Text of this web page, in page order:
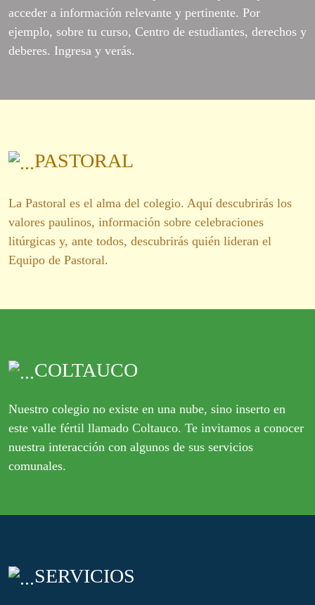
acceder a información relevante y pertinente. Por
ejemplo, sobre tu curso, Centro de estudiantes, derechos y
deberes. Ingresa y verás.
PASTORAL
La Pastoral es el alma del colegio. Aquí descubrirás los
valores paulinos, información sobre celebraciones
litúrgicas y, ante todos, descubrirás quién lideran el
Equipo de Pastoral.
COLTAUCO
Nuestro colegio no existe en una nube, sino inserto en
este valle fértil llamado Coltauco. Te invitamos a conocer
nuestra interacción con algunos de sus servicios
comunales.
SERVICIOS